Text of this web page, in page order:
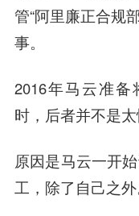
管“阿里廉正合规
事。
2016年马云准备
时，后者并不是太
原因是马云一开始
工，除了自己之